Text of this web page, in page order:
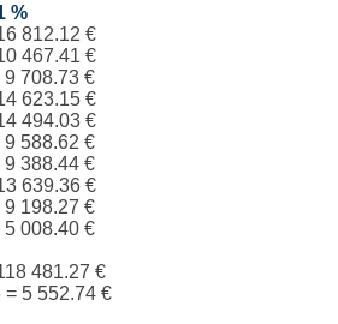
%
812.12 €
467.41 €
708.73 €
623.15 €
494.03 €
588.62 €
388.44 €
639.36 €
198.27 €
008.40 €
481.27 €
= 5 552.74 €